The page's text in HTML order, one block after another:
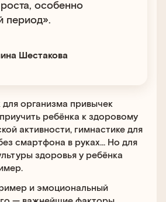
особенно
период».
Шестакова
организма привычек
ребёнка к здоровому
активности, гимнастике для
смартфона в руках… Но для
здоровья у ребёнка
и эмоциональный